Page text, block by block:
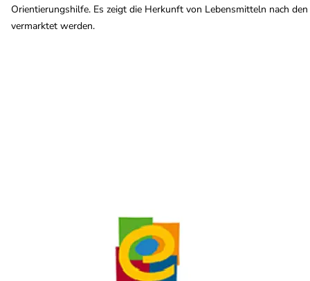
Orientierungshilfe. Es zeigt die Herkunft von Lebensmitteln nach
vermarktet werden.